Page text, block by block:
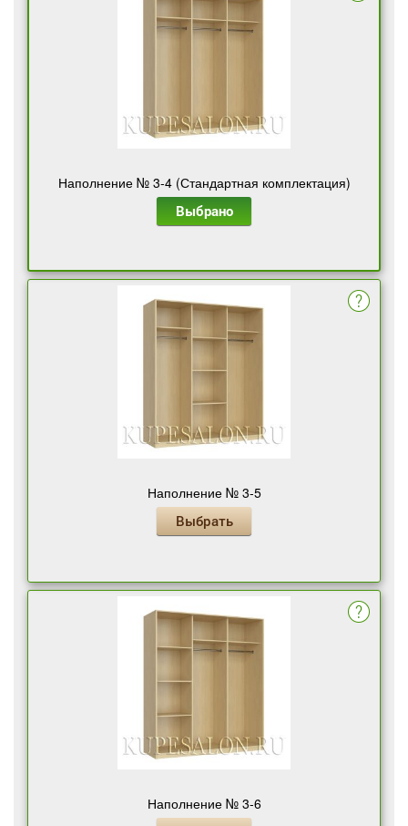
Наполнение № 3-4 (Стандартная комплектация)
Выбрано
Наполнение № 3-5
Выбрать
Наполнение № 3-6